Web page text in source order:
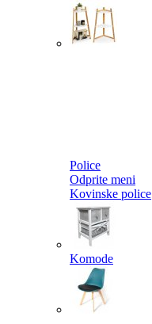
Police
Odprite meni
Kovinske police
Komode